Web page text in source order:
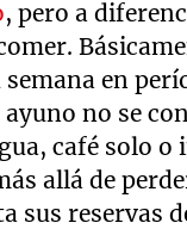
, pero a
en
no se
café solo
allá de
sus reservas